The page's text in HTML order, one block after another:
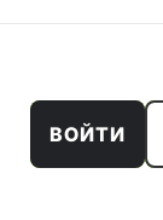
ВОЙТИ